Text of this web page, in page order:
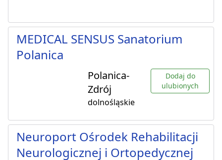
MEDICAL SENSUS Sanatorium
Polanica
Polanica-
Zdrój
dolnośląskie
Dodaj do
ulubionych
Neuroport Ośrodek Rehabilitacji
Neurologicznej i Ortopedycznej